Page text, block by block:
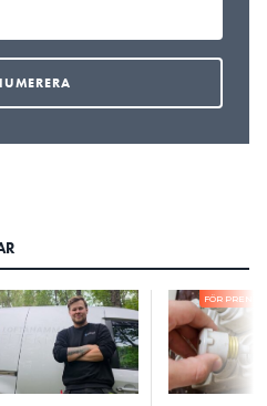
FÖR